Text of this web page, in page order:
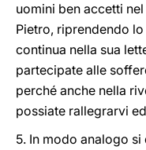
uomini ben accetti
Pietro, riprendendo
continua nella sua
partecipate alle
perché anche nella
possiate rallegrarvi
5. In modo analogo si